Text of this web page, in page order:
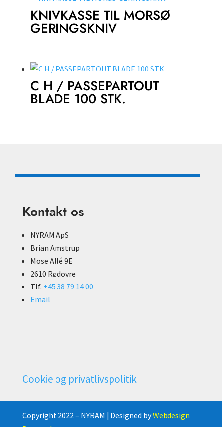
KNIVKASSE TIL MORSØ
GERINGSKNIV
C H / PASSEPARTOUT
BLADE 100 STK.
Kontakt os
NYRAM ApS
Brian Amstrup
Mose Allé 9E
2610 Rødovre
Tlf. +45 38 79 14 00
Email
Cookie og privatlivspolitik
Copyright 2022 – NYRAM | Designed byWebdesign